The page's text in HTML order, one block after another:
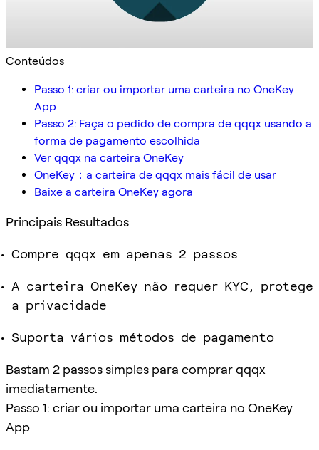
Conteúdos
Passo 1: criar ou importar uma carteira no OneKey
App
Passo 2: Faça o pedido de compra de qqqx usando a
forma de pagamento escolhida
Ver qqqx na carteira OneKey
OneKey：a carteira de qqqx mais fácil de usar
Baixe a carteira OneKey agora
Principais Resultados
Compre qqqx em apenas 2 passos
A carteira OneKey não requer KYC, protege
a privacidade
Suporta vários métodos de pagamento
Bastam 2 passos simples para comprar qqqx
imediatamente.
Passo 1: criar ou importar uma carteira no OneKey
App